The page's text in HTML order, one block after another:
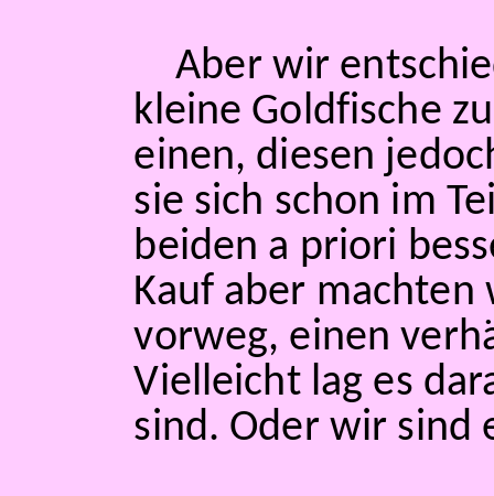
Aber wir
kleine Goldfische
einen, diesen
sie sich schon im
beiden a priori
Kauf aber machten
vorweg, einen
Vielleicht lag es
sind. Oder wir sind